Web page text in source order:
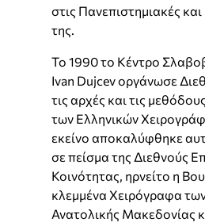
στις Πανεπιστημιακές
της.
Το 1990 το Κέντρο
Ivan Dujcev οργάνωσε
τις αρχές και τις
των Ελληνικών
εκείνο αποκαλύφθηκε
σε πείσμα της Διεθνούς
Κοινότητας, ηρνείτο η
κλεμμένα Χειρόγραφα
Ανατολικής Μακεδονίας